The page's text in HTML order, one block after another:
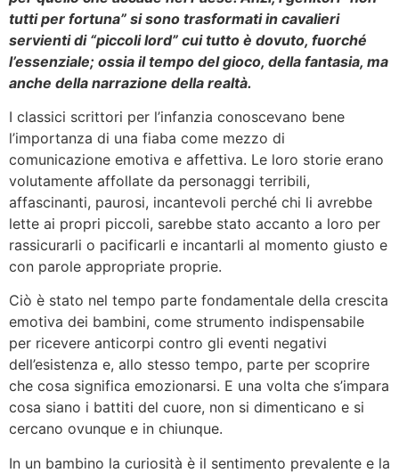
tutti per fortuna” si sono trasformati in cavalieri
servienti di “piccoli lord” cui tutto è dovuto, fuorché
l’essenziale; ossia il tempo del gioco, della fantasia, ma
anche della narrazione della realtà.
I classici scrittori per l’infanzia conoscevano bene
l’importanza di una fiaba come mezzo di
comunicazione emotiva e affettiva. Le loro storie erano
volutamente affollate da personaggi terribili,
affascinanti, paurosi, incantevoli perché chi li avrebbe
lette ai propri piccoli, sarebbe stato accanto a loro per
rassicurarli o pacificarli e incantarli al momento giusto e
con parole appropriate proprie.
Ciò è stato nel tempo parte fondamentale della crescita
emotiva dei bambini, come strumento indispensabile
per ricevere anticorpi contro gli eventi negativi
dell’esistenza e, allo stesso tempo, parte per scoprire
che cosa significa emozionarsi. E una volta che s’impara
cosa siano i battiti del cuore, non si dimenticano e si
cercano ovunque e in chiunque.
In un bambino la curiosità è il sentimento prevalente e la